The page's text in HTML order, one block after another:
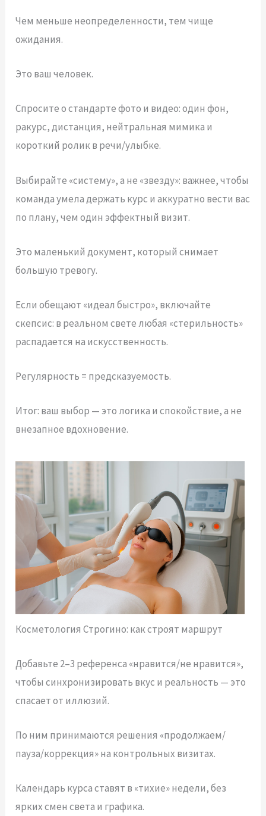
Чем меньше неопределенности, тем чище
ожидания.
Это ваш человек.
Спросите о стандарте фото и видео: один фон,
ракурс, дистанция, нейтральная мимика и
короткий ролик в речи/улыбке.
Выбирайте «систему», а не «звезду»: важнее, чтобы
команда умела держать курс и аккуратно вести вас
по плану, чем один эффектный визит.
Это маленький документ, который снимает
большую тревогу.
Если обещают «идеал быстро», включайте
скепсис: в реальном свете любая «стерильность»
распадается на искусственность.
Регулярность = предсказуемость.
Итог: ваш выбор — это логика и спокойствие, а не
внезапное вдохновение.
Косметология Строгино: как строят маршрут
Добавьте 2–3 референса «нравится/не нравится»,
чтобы синхронизировать вкус и реальность — это
спасает от иллюзий.
По ним принимаются решения «продолжаем/
пауза/коррекция» на контрольных визитах.
Календарь курса ставят в «тихие» недели, без
ярких смен света и графика.